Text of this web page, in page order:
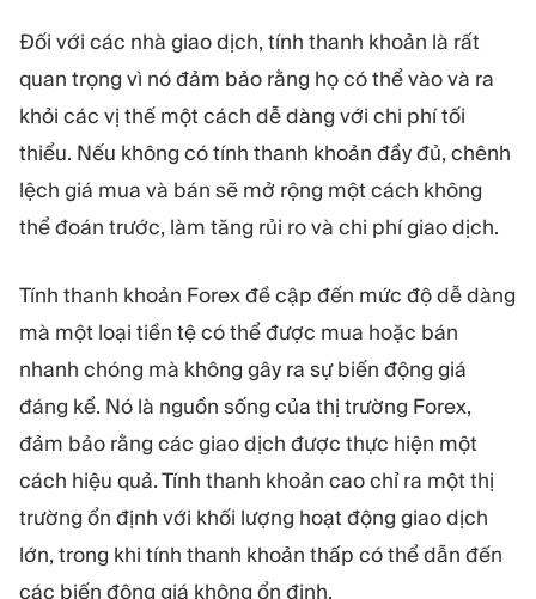
Đối với các nhà giao dịch, tính thanh khoản là rất
quan trọng vì nó đảm bảo rằng họ có thể vào và ra
khỏi các vị thế một cách dễ dàng với chi phí tối
thiểu. Nếu không có tính thanh khoản đầy đủ, chênh
lệch giá mua và bán sẽ mở rộng một cách không
thể đoán trước, làm tăng rủi ro và chi phí giao dịch.
Tính thanh khoản Forex đề cập đến mức độ dễ dàng
mà một loại tiền tệ có thể được mua hoặc bán
nhanh chóng mà không gây ra sự biến động giá
đáng kể. Nó là nguồn sống của thị trường Forex,
đảm bảo rằng các giao dịch được thực hiện một
cách hiệu quả. Tính thanh khoản cao chỉ ra một thị
trường ổn định với khối lượng hoạt động giao dịch
lớn, trong khi tính thanh khoản thấp có thể dẫn đến
các biến động giá không ổn định.